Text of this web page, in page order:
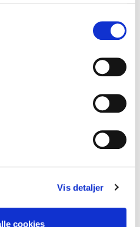
Vis detaljer
cookiesVVS-hjælp i